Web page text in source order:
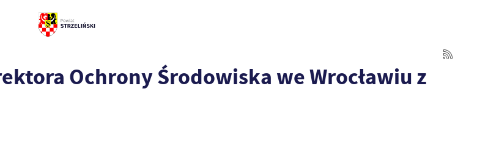
Ochrony Środowiska we Wrocławiu z